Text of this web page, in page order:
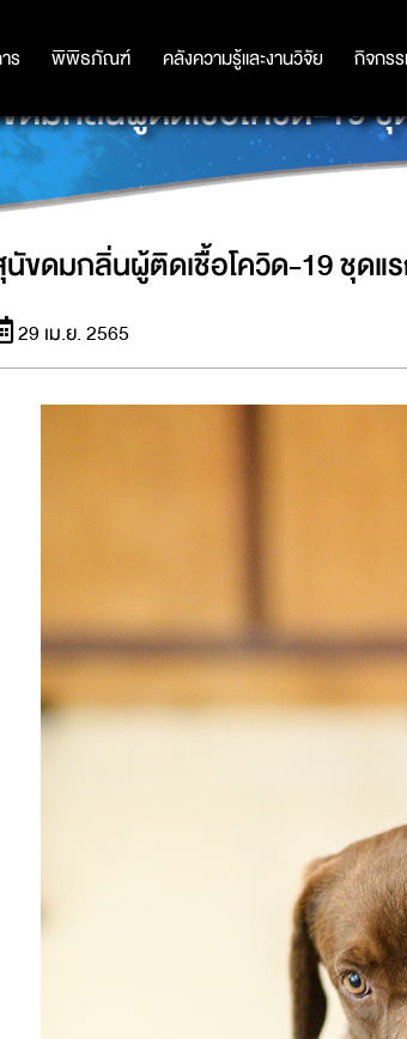
ร พิพิธภัณฑ์ คลังความรู้และงานวิจัย กิจกร
ร พิพิธภัณฑ์ คลังความรู้และงานวิจัย กิจกร
ดมกลิ่นผู้ติดเชื้อโควิด-19 ชุ
ขดมกลิ่นผู้ติดเชื้อโควิด-19 ชุดแ
29 เม.ย. 2565